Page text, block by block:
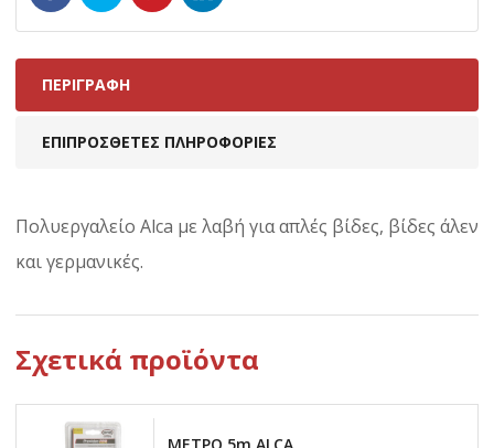
ΠΕΡΙΓΡΑΦΉ
ΕΠΙΠΡΌΣΘΕΤΕΣ ΠΛΗΡΟΦΟΡΊΕΣ
Πολυεργαλείο Alca με λαβή για απλές βίδες, βίδες άλεν
και γερμανικές.
Σχετικά προϊόντα